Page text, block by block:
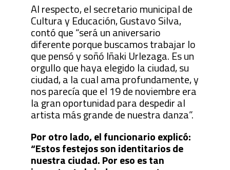
Al respecto, el secretario municipal de
Cultura y Educación, Gustavo Silva,
contó que “será un aniversario
diferente porque buscamos trabajar lo
que pensó y soñó Iñaki Urlezaga. Es un
orgullo que haya elegido la ciudad, su
ciudad, a la cual ama profundamente, y
nos parecía que el 19 de noviembre era
la gran oportunidad para despedir al
artista más grande de nuestra danza”.
Por otro lado, el funcionario explicó:
“Estos festejos son identitarios de
nuestra ciudad. Por eso es tan